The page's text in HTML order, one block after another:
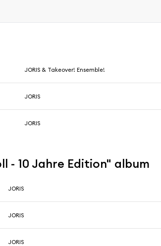
JORIS & Takeover! Ensemble!
JORIS
JORIS
- 10 Jahre Edition" album
JORIS
JORIS
JORIS